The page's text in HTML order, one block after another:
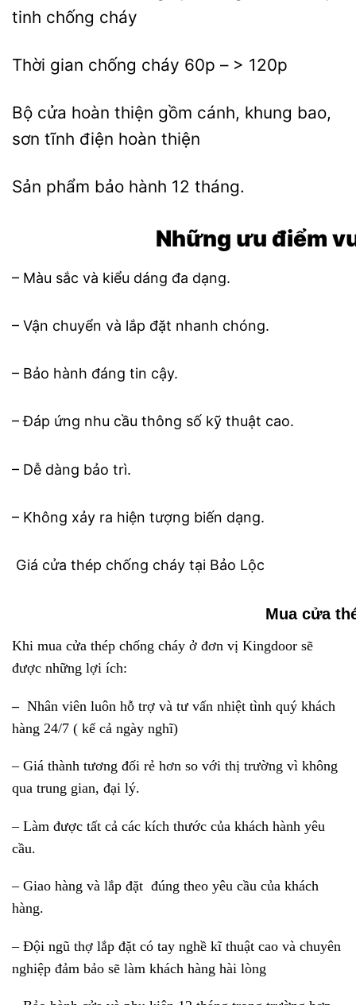
tinh chống cháy
Thời gian chống cháy 60p – > 120p
Bộ cửa hoàn thiện gồm cánh, khung bao,
sơn tĩnh điện hoàn thiện
Sản phẩm bảo hành 12 tháng.
Những ưu điểm
– Màu sắc và kiểu dáng đa dạng.
– Vận chuyển và lắp đặt nhanh chóng.
– Bảo hành đáng tin cậy.
– Đáp ứng nhu cầu thông số kỹ thuật cao.
– Dễ dàng bảo trì.
– Không xảy ra hiện tượng biến dạng.
Giá cửa thép chống cháy tại Bảo Lộc
Mua cửa
Khi mua cửa thép chống cháy ở đơn vị Kingdoor sẽ
được những lợi ích:
– Nhân viên luôn hỗ trợ và tư vấn nhiệt tình quý khách
hàng 24/7 ( kể cả ngày nghĩ)
– Giá thành tương đối rẻ hơn so với thị trường vì không
qua trung gian, đại lý.
– Làm được tất cả các kích thước của khách hành yêu
cầu.
– Giao hàng và lắp đặt đúng theo yêu cầu của khách
hàng.
– Đội ngũ thợ lắp đặt có tay nghề kĩ thuật cao và chuyên
nghiệp đảm bảo sẽ làm khách hàng hài lòng